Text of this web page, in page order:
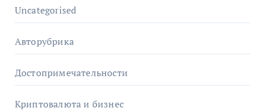
Uncategorised
Авторубрика
Достопримечательности
Криптовалюта и бизнес